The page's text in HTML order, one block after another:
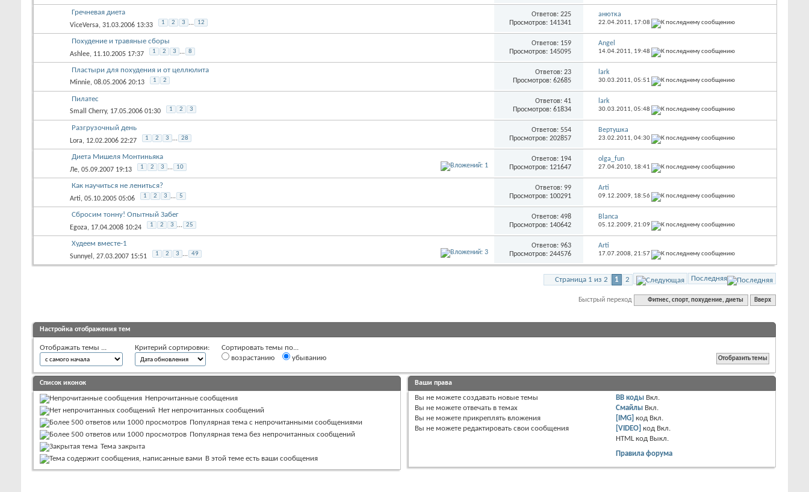
Гречневая диета
ViceVersa, 31.03.2006 13:33 1 2 3 ... 12
Ответов: 225
Просмотров: 141341
анютка
22.04.2011, 17:08
Похудение и травяные сборы
Ashlee, 11.10.2005 17:37 1 2 3 ... 8
Ответов: 159
Просмотров: 145095
Angel
14.04.2011, 19:48
Пластыри для похудения и от целлюлита
Minnie, 08.05.2006 20:13 1 2
Ответов: 23
Просмотров: 62685
lark
30.03.2011, 05:51
Пилатес
Small Cherry, 17.05.2006 01:30 1 2 3
Ответов: 41
Просмотров: 61834
lark
30.03.2011, 05:48
Разгрузочный день
Lora, 12.02.2006 22:27 1 2 3 ... 28
Ответов: 554
Просмотров: 202857
Вертушка
23.02.2011, 04:30
Диета Мишеля Монтиньяка
Ле, 05.09.2007 19:13 1 2 3 ... 10
Ответов: 194
Просмотров: 121647
olga_fun
27.04.2010, 18:41
Как научиться не лениться?
Arti, 05.10.2005 05:06 1 2 3 ... 5
Ответов: 99
Просмотров: 100291
Arti
09.12.2009, 18:56
Сбросим тонну! Опытный Забег
Egoza, 17.04.2008 10:24 1 2 3 ... 25
Ответов: 498
Просмотров: 140642
Blanca
05.12.2009, 21:09
Худеем вместе-1
Sunnyel , 27.03.2007 15:51 1 2 3 ... 49
Ответов: 963
Просмотров: 244576
Arti
17.07.2008, 21:57
Страница 1 из 2 1 2 Последняя
Быстрый переход Фитнес, спорт, похудение, диеты Вверх
Настройка отображения тем
Отображать темы ... Критерий сортировки:
Сортировать темы по...
возрастанию
убыванию
Список иконок
Непрочитанные сообщения
Нет непрочитанных сообщений
Популярная тема с непрочитанными сообщениями
Популярная тема без непрочитанных сообщений
Тема закрыта
В этой теме есть ваши сообщения
Ваши права
Вы не можете создавать новые темы
Вы не можете отвечать в темах
Вы не можете прикреплять вложения
Вы не можете редактировать свои сообщения
BB коды Вкл.
Смайлы Вкл.
[IMG] код Вкл.
[VIDEO] код Вкл.
HTML код Выкл.
Правила форума